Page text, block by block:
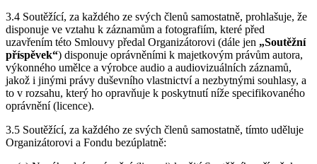
3.4 Soutěžící, za každého ze svých členů samostatně, prohlašuje, že
disponuje ve vztahu k záznamům a fotografiím, které před
uzavřením této Smlouvy předal Organizátorovi (dále jen „Soutěžní
příspěvek“) disponuje oprávněními k majetkovým právům autora,
výkonného umělce a výrobce audio a audiovizuálních záznamů,
jakož i jinými právy duševního vlastnictví a nezbytnými souhlasy, a
to v rozsahu, který ho opravňuje k poskytnutí níže specifikovaného
oprávnění (licence).
3.5 Soutěžící, za každého ze svých členů samostatně, tímto uděluje
Organizátorovi a Fondu bezúplatně: